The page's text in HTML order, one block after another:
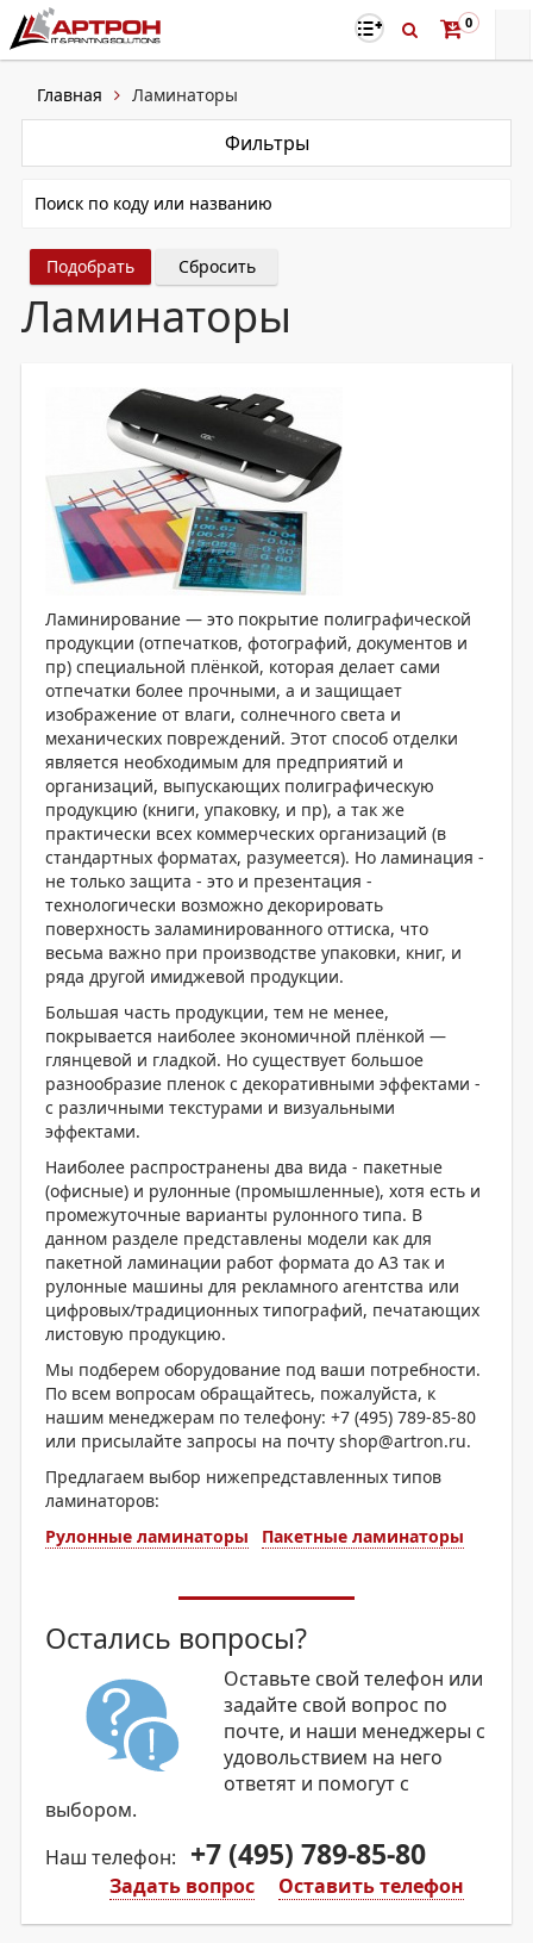
0
Главная Ламинаторы
Фильтры
Сбросить
Ламинаторы
Ламинирование — это покрытие полиграфической
продукции (отпечатков, фотографий, документов и
пр) специальной плёнкой, которая делает сами
отпечатки более прочными, а и защищает
изображение от влаги, солнечного света и
механических повреждений. Этот способ отделки
является необходимым для предприятий и
организаций, выпускающих полиграфическую
продукцию (книги, упаковку, и пр), а так же
практически всех коммерческих организаций (в
стандартных форматах, разумеется). Но ламинация -
не только защита - это и презентация -
технологически возможно декорировать
поверхность заламинированного оттиска, что
весьма важно при производстве упаковки, книг, и
ряда другой имиджевой продукции.
Большая часть продукции, тем не менее,
покрывается наиболее экономичной плёнкой —
глянцевой и гладкой. Но существует большое
разнообразие пленок с декоративными эффектами -
с различными текстурами и визуальными
эффектами.
Наиболее распространены два вида - пакетные
(офисные) и рулонные (промышленные), хотя есть и
промежуточные варианты рулонного типа. В
данном разделе представлены модели как для
пакетной ламинации работ формата до А3 так и
рулонные машины для рекламного агентства или
цифровых/традиционных типографий, печатающих
листовую продукцию.
Мы подберем оборудование под ваши потребности.
По всем вопросам обращайтесь, пожалуйста, к
нашим менеджерам по телефону: +7 (495) 789-85-80
или присылайте запросы на почту shop@artron.ru.
Предлагаем выбор нижепредставленных типов
ламинаторов:
Рулонные ламинаторы
Пакетные ламинаторы
Остались вопросы?
Оставьте свой телефон или
задайте свой вопрос по
почте, и наши менеджеры с
удовольствием на него
ответят и помогут с
выбором.
Наш телефон:
+7 (495) 789-85-80
Оставить телефон
Задать вопрос